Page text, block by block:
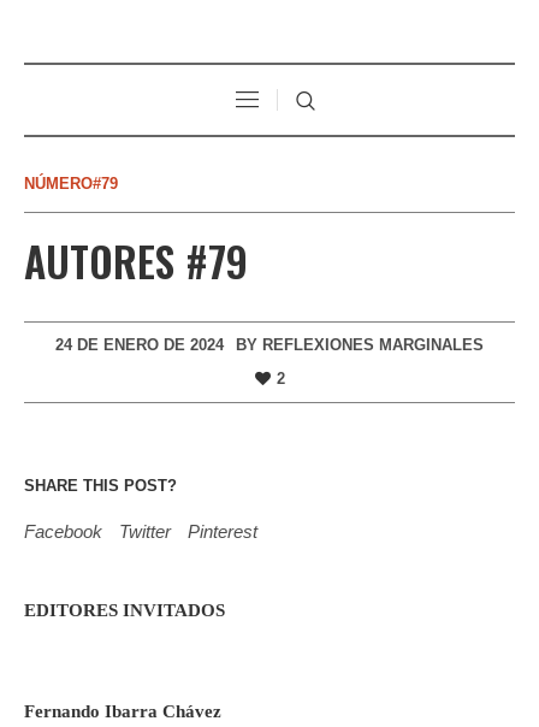
NÚMERO#79
AUTORES #79
24 DE ENERO DE 2024 BY REFLEXIONES MARGINALES
2
SHARE THIS POST?
Facebook Twitter Pinterest
EDITORES INVITADOS
Fernando Ibarra Chávez